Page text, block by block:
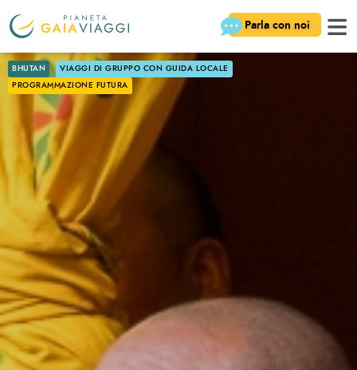
Parla con noi
BHUTAN
VIAGGI DI GRUPPO CON GUIDA LOCALE
PROGRAMMAZIONE FUTURA